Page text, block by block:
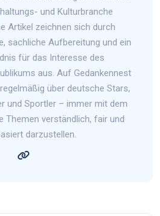
und Kulturbranche
Artikel zeichnen sich durch
sachliche Aufbereitung und ein
für das Interesse des
aus. Auf Gedankennest
über deutsche Stars,
und Sportler – immer mit dem
Themen verständlich, fair und
darzustellen.